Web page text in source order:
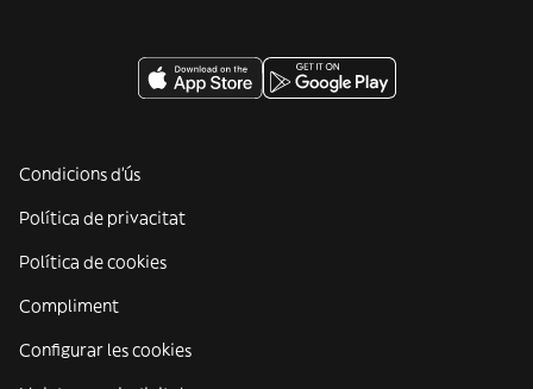
Condicions d'ús
Política de privacitat
Política de cookies
Compliment
Configurar les cookies